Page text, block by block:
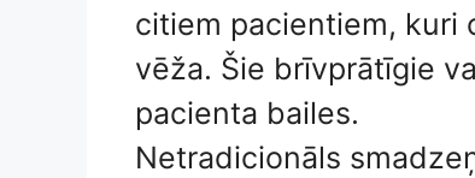
citiem pacientiem, kuri
vēža. Šie brīvprātīgie
pacienta bailes.
Netradicionāls